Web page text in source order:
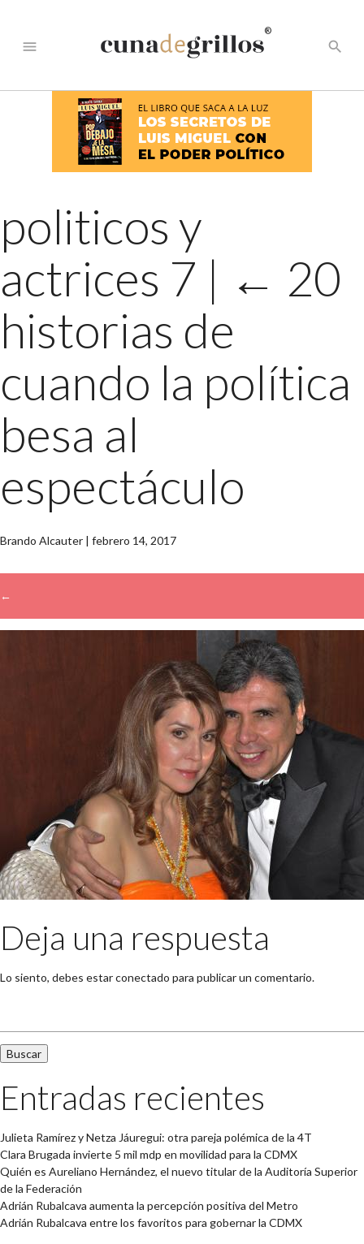
menu
®
search
politicos y
actrices 7 | ← 20
historias de
cuando la política
besa al
espectáculo
Brando Alcauter | febrero 14, 2017
←
Deja una respuesta
Lo siento, debes estarconectado para publicar un comentario.
Entradas recientes
Julieta Ramírez y Netza Jáuregui: otra pareja polémica de la 4T
Clara Brugada invierte 5 mil mdp en movilidad para la CDMX
Quién es Aureliano Hernández, el nuevo titular de la Auditoría Superior
de la Federación
Adrián Rubalcava aumenta la percepción positiva del Metro
Adrián Rubalcava entre los favoritos para gobernar la CDMX